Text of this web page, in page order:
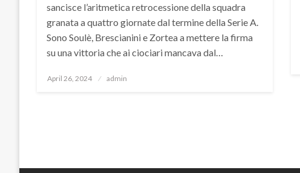
sancisce l’aritmetica retrocessione della squadra
granata a quattro giornate dal termine della Serie A.
Sono Soulè, Brescianini e Zortea a mettere la firma
su una vittoria che ai ciociari mancava dal…
Posted
April 26, 2024 admin